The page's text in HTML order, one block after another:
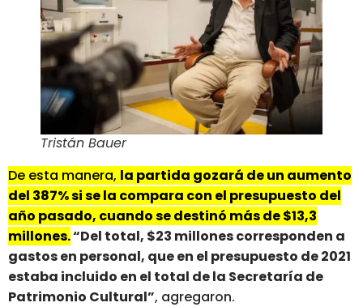
Tristán Bauer
De esta manera, la partida gozará de un aumento
del 387% si se la compara con el presupuesto del
año pasado, cuando se destinó más de $13,3
millones.“Del total, $23 millones corresponden a
gastos en personal, que en el presupuesto de 2021
estaba incluido en el total de la Secretaría de
Patrimonio Cultural”, agregaron.